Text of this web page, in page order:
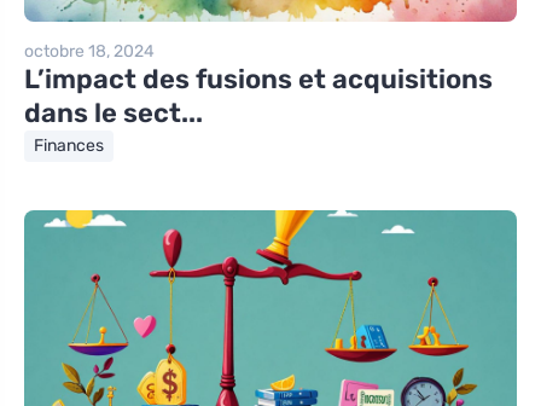
octobre 18, 2024
L’impact des fusions et acquisitions
dans le sect...
Finances